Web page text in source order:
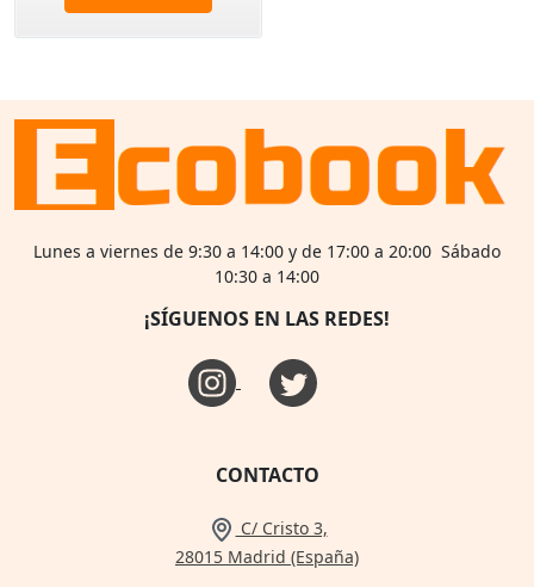
Lunes a viernes de 9:30 a 14:00 y de 17:00 a 20:00 Sábado
10:30 a 14:00
¡SÍGUENOS EN LAS REDES!
CONTACTO
C/ Cristo 3,
28015 Madrid (España)